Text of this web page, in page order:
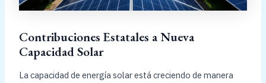
Contribuciones Estatales a Nueva
Capacidad Solar
La capacidad de energía solar está creciendo de manera